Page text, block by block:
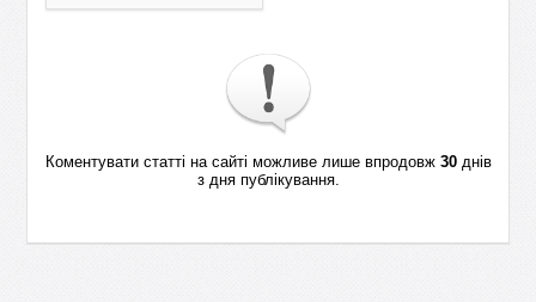
Коментувати статті на сайті можливе лише впродовж 30днів
з дня публікування.